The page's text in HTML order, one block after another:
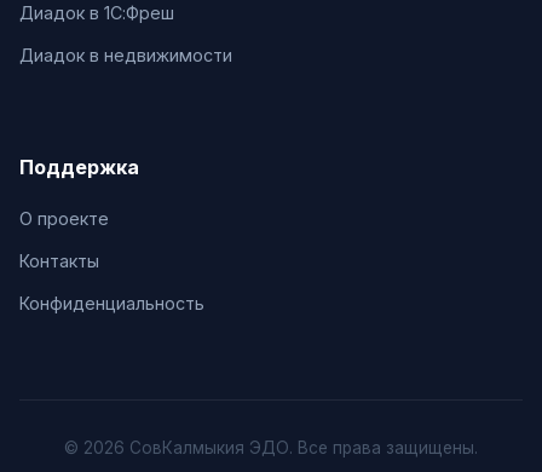
Диадок в 1С:Фреш
Диадок в недвижимости
Поддержка
О проекте
Контакты
Конфиденциальность
© 2026 СовКалмыкия ЭДО. Все права защищены.